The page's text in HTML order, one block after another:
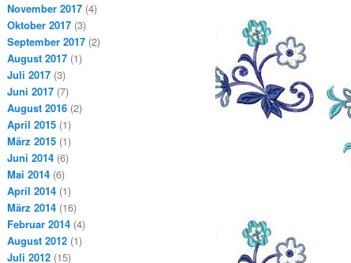
November 2017 (4)
Oktober 2017 (3)
September 2017 (2)
August 2017 (1)
Juli 2017 (3)
Juni 2017 (7)
August 2016 (2)
April 2015 (1)
März 2015 (1)
Juni 2014 (6)
Mai 2014 (6)
April 2014 (1)
März 2014 (16)
Februar 2014 (4)
August 2012 (1)
Juli 2012 (15)